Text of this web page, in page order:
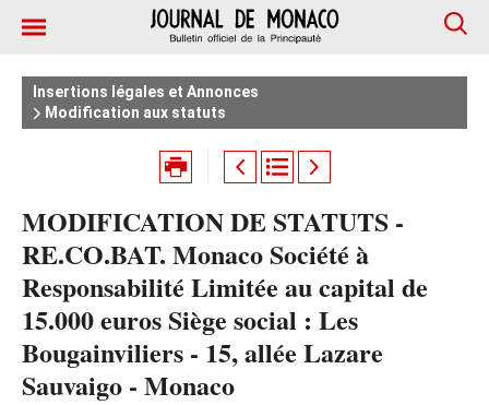
Insertions légales et Annonces
Modification aux statuts
MODIFICATION DE STATUTS -
RE.CO.BAT. Monaco Société à
Responsabilité Limitée au capital de
15.000 euros Siège social : Les
Bougainviliers - 15, allée Lazare
Sauvaigo - Monaco